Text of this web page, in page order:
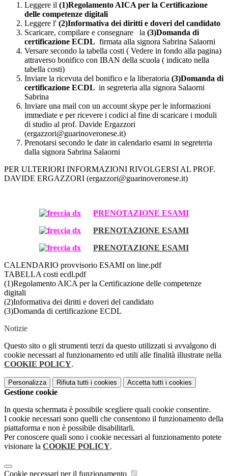
Leggere il (1)Regolamento AICA per la Certificazione
delle competenze digitali
Leggere l' (2)Informativa dei diritti e doveri del candidato
Scaricare, compilare e consegnare la (3)Domanda di
certificazione ECDL firmata alla signora Sabrina Salaorni
Versare secondo la tabella costi ( Vedere in fondo alla pagina)
attraverso bonifico con IBAN della scuola ( indicato nella
tabella costi)
Inviare la ricevuta del bonifico e la liberatoria (3)Domanda di
certificazione ECDL in segreteria alla signora Salaorni
Sabrina
Inviare una mail con un account skype per le informazioni
immediate e per ricevere i codici al fine di scaricare i moduli
di studio al prof. Davide Ergazzori
(ergazzori@guarinoveronese.it)
Prenotarsi secondo le date in calendario esami in segreteria
dalla signora Sabrina Salaorni
PER ULTERIORI INFORMAZIONI RIVOLGERSI AL PROF.
DAVIDE ERGAZZORI (ergazzori@guarinoveronese.it)
PRENOTAZIONE ESAMI
PRENOTAZIONE ESAMI
PRENOTAZIONE ESAMI
CALENDARIO provvisorio ESAMI on line.pdf
TABELLA costi ecdl.pdf
(1)Regolamento AICA per la Certificazione delle competenze
digitali
(2)Informativa dei diritti e doveri del candidato
(3)Domanda di certificazione ECDL
Notizie
Questo sito o gli strumenti terzi da questo utilizzati si avvalgono di
cookie necessari al funzionamento ed utili alle finalità illustrate nella
COOKIE POLICY.
Personalizza Rifiuta tutti i cookies Accetta tutti i cookies
Gestione cookie
In questa schermata è possibile scegliere quali cookie consentire.
I cookie necessari sono quelli che consentono il funzionamento della
piattaforma e non è possibile disabilitarli.
Per conoscere quali sono i cookie necessari al funzionamento potete
visionare la COOKIE POLICY.
Cookie necessari per il funzionamento